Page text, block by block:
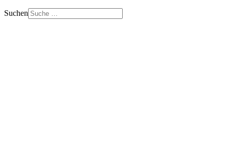
Suchen